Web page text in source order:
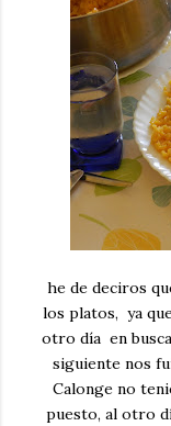
he de deciros
los platos, ya
otro día en
siguiente nos
Calonge no
puesto, al otro